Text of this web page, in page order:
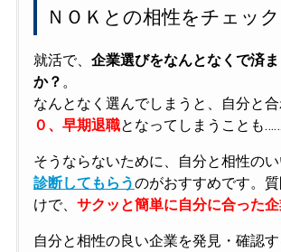
ＮＯＫとの相性をチェッ
就活で、 企業選びをなんとなくで済
か？ 。
なんとなく選んでしまうと、自分と
０、早期退職となってしまうことも……
そうならないために、自分と相性の
診断してもらうのがおすすめです。
けで、 サクッと簡単に自分に合った
自分と相性の良い企業を発見・確認